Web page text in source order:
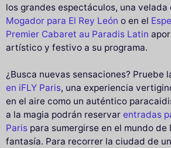
los grandes espectáculos, una velada
Mogador para El Rey León o en el
Premier Cabaret au Paradis Latin
artístico y festivo a su programa.
¿Busca nuevas sensaciones? Pruebe
en iFLY Paris, una experiencia
en el aire como un auténtico
a la magia podrán reservar entradas
Paris para sumergirse en el mundo de
fantasía. Para recorrer la ciudad de